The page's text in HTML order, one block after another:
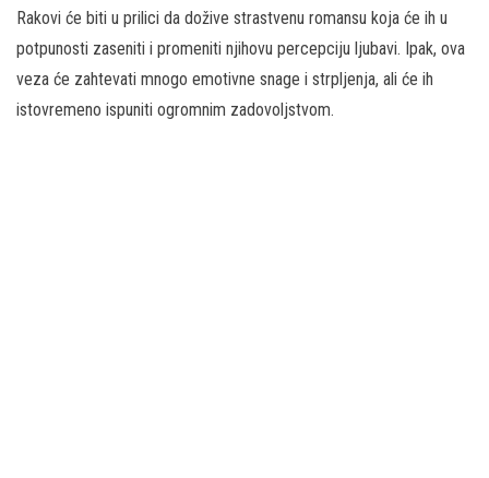
Rakovi će biti u prilici da dožive strastvenu romansu koja će ih u
potpunosti zaseniti i promeniti njihovu percepciju ljubavi. Ipak, ova
veza će zahtevati mnogo emotivne snage i strpljenja, ali će ih
istovremeno ispuniti ogromnim zadovoljstvom.